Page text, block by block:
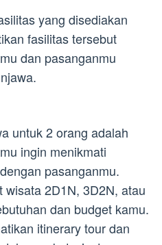
yang disediakan
fasilitas tersebut
dan pasanganmu
untuk 2 orang adalah
ingin menikmati
pasanganmu.
2D1N, 3D2N, atau
dan budget kamu.
itinerary tour dan